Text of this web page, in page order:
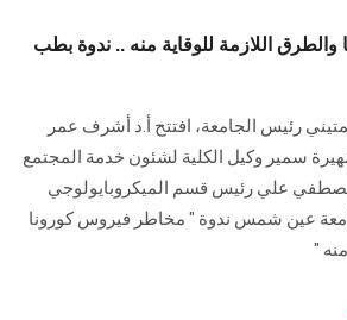
اللازمة للوقاية منه .. ندوة بطب
رئيس الجامعة، افتتح أ.د أشرف عمر
سمير وكيل الكلية لشئون خدمة المجتمع
مصطفي علي رئيس قسم الميكروبايولوجي
عين شمس ندوة " مخاطر فيروس كورونا
"